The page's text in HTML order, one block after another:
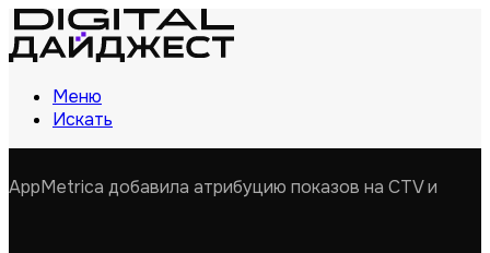
Меню
Искать
AppMetrica добавила атрибуцию показов на CTV и